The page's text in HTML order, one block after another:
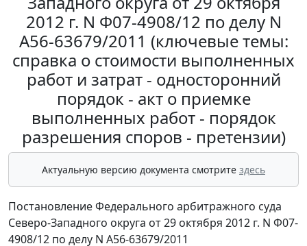
2012 г. N Ф07-4908/12 по делу N
А56-63679/2011 (ключевые темы:
справка о стоимости выполненных
работ и затрат - односторонний
порядок - акт о приемке
выполненных работ - порядок
разрешения споров - претензии)
Актуальную версию документа смотрите здесь
Постановление Федерального арбитражного суда
Северо-Западного округа от 29 октября 2012 г. N Ф07-
4908/12 по делу N А56-63679/2011